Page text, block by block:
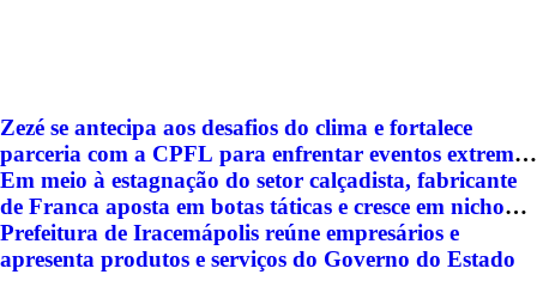
Zezé se antecipa aos desafios do clima e fortalece
parceria com a CPFL para enfrentar eventos extremos
em Hortolândia
Em meio à estagnação do setor calçadista, fabricante
de Franca aposta em botas táticas e cresce em nicho
especializado
Prefeitura de Iracemápolis reúne empresários e
apresenta produtos e serviços do Governo do Estado